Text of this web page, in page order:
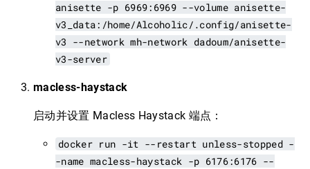
anisette -p 6969:6969 --volume anisette-
v3_data:/home/Alcoholic/.config/anisette-
v3 --network mh-network dadoum/anisette-
v3-server
macless-haystack
启动并设置 Macless Haystack 端点：
docker run -it --restart unless-stopped -
-name macless-haystack -p 6176:6176 --